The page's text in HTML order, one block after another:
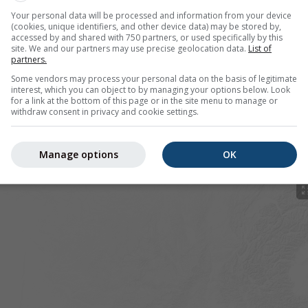
pour 42.7°N 1.55°E offre toutes les informations
Your personal data will be processed and information from your device
(cookies, unique identifiers, and other device data) may be stored by,
accessed by and shared with 750 partners, or used specifically by this
site. We and our partners may use precise geolocation data. List of
partners.
Some vendors may process your personal data on the basis of legitimate
interest, which you can object to by managing your options below. Look
for a link at the bottom of this page or in the site menu to manage or
withdraw consent in privacy and cookie settings.
OK
Manage options